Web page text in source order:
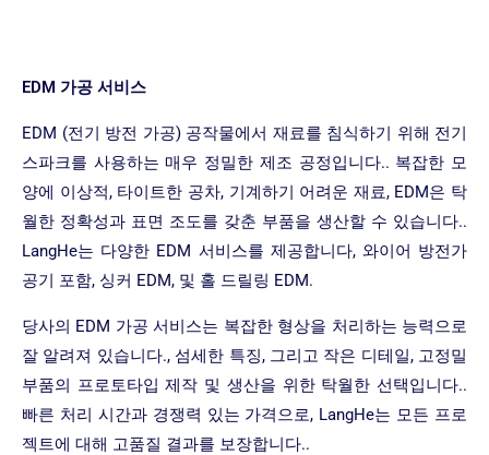
EDM 가공 서비스
EDM (전기 방전 가공) 공작물에서 재료를 침식하기 위해 전기
스파크를 사용하는 매우 정밀한 제조 공정입니다.. 복잡한 모
양에 이상적, 타이트한 공차, 기계하기 어려운 재료, EDM은 탁
월한 정확성과 표면 조도를 갖춘 부품을 생산할 수 있습니다..
LangHe는 다양한 EDM 서비스를 제공합니다, 와이어 방전가
공기 포함, 싱커 EDM, 및 홀 드릴링 EDM.
당사의 EDM 가공 서비스는 복잡한 형상을 처리하는 능력으로
잘 알려져 있습니다., 섬세한 특징, 그리고 작은 디테일, 고정밀
부품의 프로토타입 제작 및 생산을 위한 탁월한 선택입니다..
빠른 처리 시간과 경쟁력 있는 가격으로, LangHe는 모든 프로
젝트에 대해 고품질 결과를 보장합니다..